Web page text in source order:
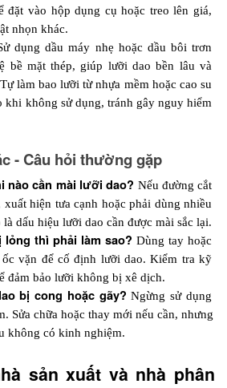
đặt vào hộp dụng cụ hoặc treo lên giá,
nhọn khác.
dụng dầu máy nhẹ hoặc dầu bôi trơn
bề mặt thép, giúp lưỡi dao bền lâu và
làm bao lưỡi từ nhựa mềm hoặc cao su
khi không sử dụng, tránh gây nguy hiểm
- Câu hỏi thường gặp
nào cần mài lưỡi dao? Nếu đường cắt
hiện tưa cạnh hoặc phải dùng nhiều
dấu hiệu lưỡi dao cần được mài sắc lại.
lỏng thì phải làm sao? Dùng tay hoặc
vặn để cố định lưỡi dao. Kiểm tra kỹ
đảm bảo lưỡi không bị xê dịch.
bị cong hoặc gãy? Ngừng sử dụng
Sửa chữa hoặc thay mới nếu cần, nhưng
không có kinh nghiệm.
sản xuất và nhà phân